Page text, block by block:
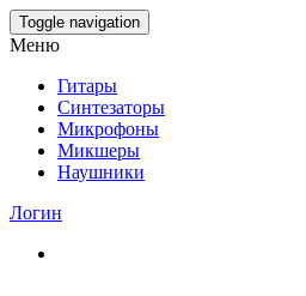
Skip
to
content
Toggle navigation
Меню
Гитары
Синтезаторы
Микрофоны
Микшеры
Наушники
Логин